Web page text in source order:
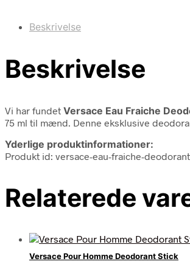
Beskrivelse
Beskrivelse
Vi har fundet Versace Eau Fraiche
75 ml til mænd. Denne eksklusive
Yderlige produktinformationer:
Produkt id: versace-eau-fraiche-
Relaterede
Versace Pour Homme Deodorant Stick